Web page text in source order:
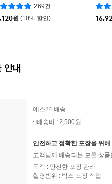
269건
원 (10% 할인)
안내
예스24 배송
배송비 : 2,500원
안전하고 정확한 포장을 위
고객님께 배송되는 모든 상
목적 : 안전한 포장 관리
촬영범위 : 박스 포장 작업